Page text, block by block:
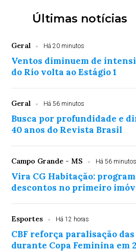
Últimas notícias
Geral Há 20 minutos
Ventos diminuem de
do Rio volta ao Estágio 1
Geral Há 56 minutos
Busca por profundidade e
40 anos do Revista Brasil
Campo Grande - MS Há 56 minutos
Vira CG Habitação:
descontos no primeiro
Esportes Há 12 horas
CBF reforça paralisação
durante Copa Feminina em